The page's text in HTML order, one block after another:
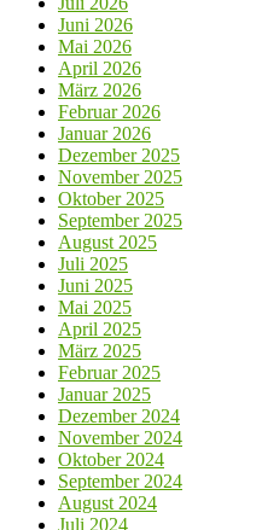
Juni 2026
Mai 2026
April 2026
März 2026
Februar 2026
Januar 2026
Dezember 2025
November 2025
Oktober 2025
September 2025
August 2025
Juli 2025
Juni 2025
Mai 2025
April 2025
März 2025
Februar 2025
Januar 2025
Dezember 2024
November 2024
Oktober 2024
September 2024
August 2024
Juli 2024